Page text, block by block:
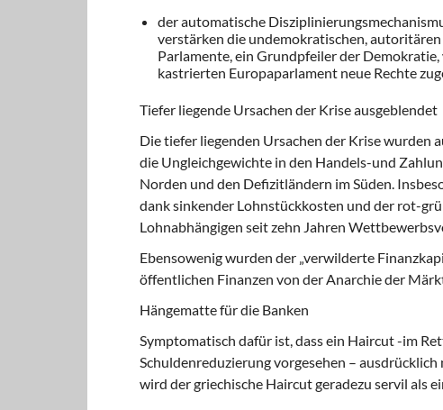
der automatische
verstärken die undemokratischen,
Parlamente, ein Grundpfeiler der
kastrierten Europaparlament neue Rech­te
Tiefer liegende Ursachen der Krise ausgeblendet
Die tiefer liegenden Ursachen der Krise wurden
die Ungleichgewichte in den Handels-und
Norden und den Defizitländern im Süden.
dank sinkender Lohnstück­kosten und der rot-
Lohnabhän­gigen seit zehn Jahren
Ebensowenig wurden der „verwilderte
öffentlichen Finanzen von der Anarchie der
Hängematte für die Banken
Symptomatisch dafür ist, dass ein Haircut-im
Schuldenreduzierung vorgesehen –
wird der griechische Haircutgeradezu servil als